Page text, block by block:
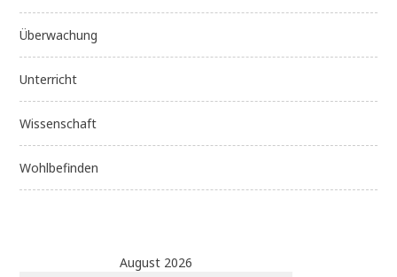
Überwachung
Unterricht
Wissenschaft
Wohlbefinden
August 2026